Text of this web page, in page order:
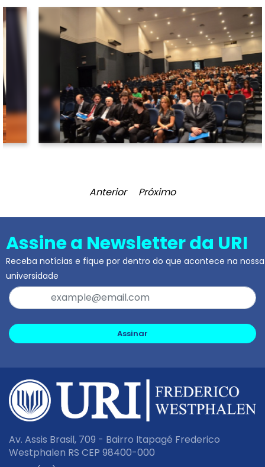
Anterior Próximo
Assine a Newsletter da URI
Receba notícias e fique por dentro do que acontece na nossa
universidade
Assinar
Av. Assis Brasil, 709 - Bairro Itapagé Frederico
Westphalen RS CEP 98400-000